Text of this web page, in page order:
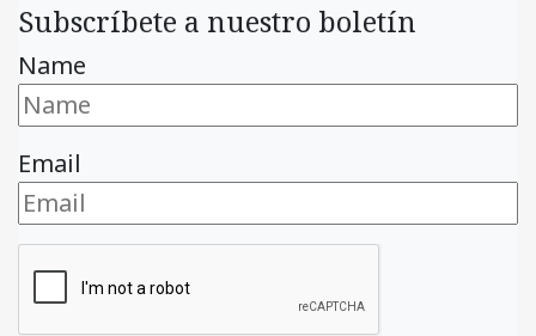
Subscríbete a nuestro boletín
Name
Email